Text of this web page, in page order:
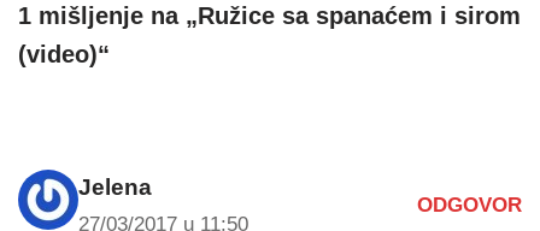
1 mišljenje na „Ružice sa spanaćem i sirom
(video)“
Jelena
27/03/2017 u 11:50
ODGOVOR